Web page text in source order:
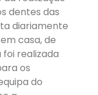
dentes das
diariamente
casa, de
foi realizada
os
do